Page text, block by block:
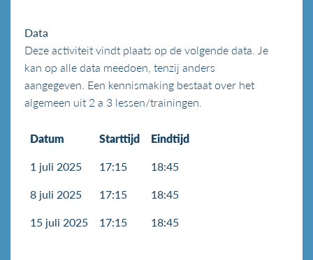
Data
Deze activiteit vindt plaats op de volgende data. Je
kan op alle data meedoen, tenzij anders
aangegeven. Een kennismaking bestaat over het
algemeen uit 2 a 3 lessen/trainingen.
Datum Starttijd Eindtijd
1 juli 2025 17:15 18:45
8 juli 2025 17:15 18:45
15 juli 2025 17:15 18:45